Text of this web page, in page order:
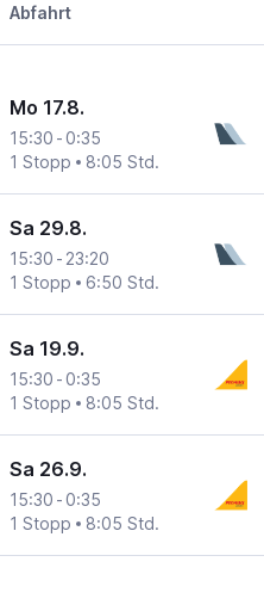
Abfahrt
Mo 17.8.
15:30 - 0:35
1 Stopp
8:05 Std.
Sa 29.8.
15:30 - 23:20
1 Stopp
6:50 Std.
Sa 19.9.
15:30 - 0:35
1 Stopp
8:05 Std.
Sa 26.9.
15:30 - 0:35
1 Stopp
8:05 Std.